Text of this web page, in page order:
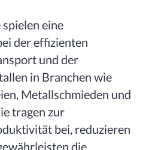
eine
der effizienten
und der
in Branchen wie
Metallschmieden und
tragen zur
bei, reduzieren
die